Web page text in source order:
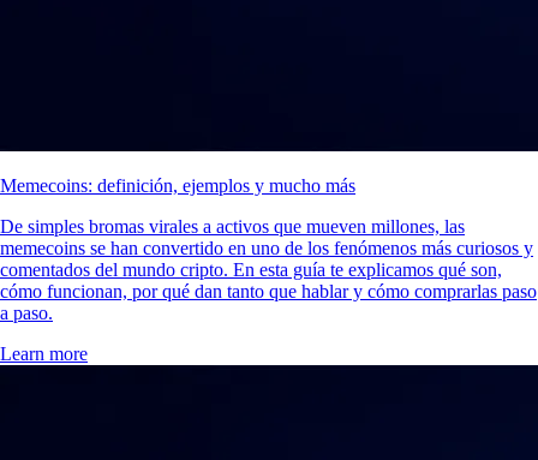
Memecoins: definición, ejemplos y mucho más
De simples bromas virales a activos que mueven millones, las
memecoins se han convertido en uno de los fenómenos más curiosos y
comentados del mundo cripto. En esta guía te explicamos qué son,
cómo funcionan, por qué dan tanto que hablar y cómo comprarlas paso
a paso.
Learn more